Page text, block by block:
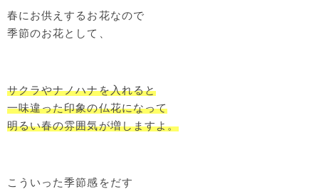
春にお供えするお花なので
季節のお花として、
サクラやナノハナを入れると
一味違った印象の仏花になって
明るい春の雰囲気が増しますよ。
こういった季節感をだす